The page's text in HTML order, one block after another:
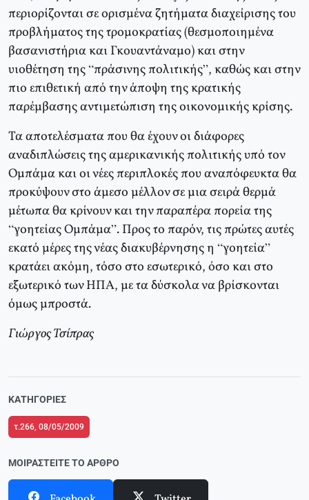
περιορίζονται σε ορισμένα ζητήματα διαχείρισης του
προβλήματος της τρομοκρατίας (θεσμοποιημένα
βασανιστήρια και Γκουαντάναμο) και στην
υιοθέτηση της “πράσινης πολιτικής”, καθώς και στην
πιο επιθετική από την άποψη της κρατικής
παρέμβασης αντιμετώπιση της οικονομικής κρίσης.
Τα αποτελέσματα που θα έχουν οι διάφορες
αναδιπλώσεις της αμερικανικής πολιτικής υπό τον
Ομπάμα και οι νέες περιπλοκές που αναπόφευκτα θα
προκύψουν στο άμεσο μέλλον σε μια σειρά θερμά
μέτωπα θα κρίνουν και την παραπέρα πορεία της
“γοητείας Ομπάμα”. Προς το παρόν, τις πρώτες αυτές
εκατό μέρες της νέας διακυβέρνησης η “γοητεία”
κρατάει ακόμη, τόσο στο εσωτερικό, όσο και στο
εξωτερικό των ΗΠΑ, με τα δύσκολα να βρίσκονται
όμως μπροστά.
Γιώργος Τσίπρας
ΚΑΤΗΓΟΡΊΕΣ
τ.266, 08/05/2009
ΜΟΙΡΑΣΤΕΊΤΕ ΤΟ ΆΡΘΡΟ